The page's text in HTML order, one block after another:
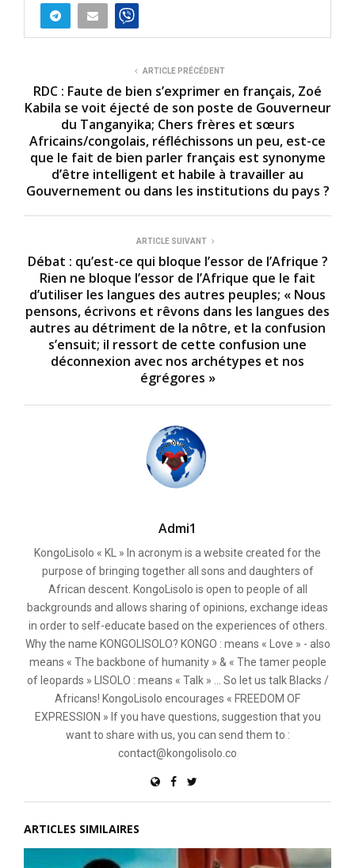
ARTICLE PRÉCÉDENT
RDC : Faute de bien s’exprimer en français, Zoé
Kabila se voit éjecté de son poste de Gouverneur
du Tanganyika; Chers frères et sœurs
Africains/congolais, réfléchissons un peu, est-ce
que le fait de bien parler français est synonyme
d’être intelligent et habile à travailler au
Gouvernement ou dans les institutions du pays ?
ARTICLE SUIVANT
Débat : qu’est-ce qui bloque l’essor de l’Afrique ?
Rien ne bloque l’essor de l’Afrique que le fait
d’utiliser les langues des autres peuples; « Nous
pensons, écrivons et rêvons dans les langues des
autres au détriment de la nôtre, et la confusion
s’ensuit; il ressort de cette confusion une
déconnexion avec nos archétypes et nos
égrégores »
Admi1
KongoLisolo « KL » In acronym is a website created for the
purpose of bringing together all sons and daughters of
African descent. KongoLisolo is open to people of all
backgrounds and allows sharing of opinions, exchange ideas
in order to self-educate based on the experiences of others.
Why the name KONGOLISOLO? KONGO : means « Love » - also
means « The backbone of humanity » & « The tamer people
of leopards » LISOLO : means « Talk » ... So let us talk Blacks /
Africans! KongoLisolo encourages « FREEDOM OF
EXPRESSION » If you have questions, suggestion that you
want to share with us, you can send them to :
contact@kongolisolo.co
ARTICLES SIMILAIRES